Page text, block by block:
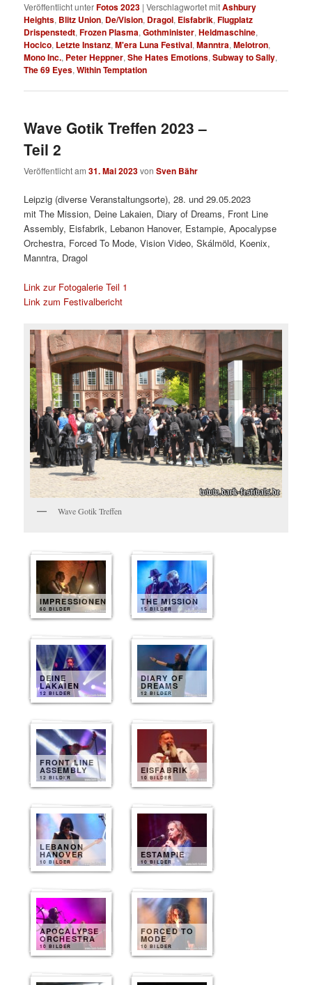
Veröffentlicht unterFotos 2023 |Verschlagwortet mitAshbury
Heights, Blitz Union, De/Vision, Dragol, Eisfabrik,Flugplatz
Drispenstedt,Frozen Plasma,Gothminister,Heldmaschine,
Hocico, Letzte Instanz,M'era Luna Festival,Manntra,Melotron,
Mono Inc., Peter Heppner,She Hates Emotions,Subway to Sally,
The 69 Eyes,Within Temptation
Wave Gotik Treffen 2023 –
Teil 2
Veröffentlicht am31. Mai 2023vonSven Bähr
Leipzig (diverse Veranstaltungsorte), 28. und 29.05.2023
mit The Mission, Deine Lakaien, Diary of Dreams, Front Line
Assembly, Eisfabrik, Lebanon Hanover, Estampie, Apocalypse
Orchestra, Forced To Mode, Vision Video, Skálmöld, Koenix,
Manntra, Dragol
Link zur Fotogalerie Teil 1
Link zum Festivalbericht
Wave Gotik Treffen
IMPRESSIONEN
60 BILDER
THE MISSION
15 BILDER
DEINE
LAKAIEN
12 BILDER
DIARY OF
DREAMS
12 BILDER
FRONT LINE
ASSEMBLY
12 BILDER
EISFABRIK
10 BILDER
LEBANON
HANOVER
10 BILDER
ESTAMPIE
10 BILDER
APOCALYPSE
ORCHESTRA
10 BILDER
FORCED TO
MODE
10 BILDER